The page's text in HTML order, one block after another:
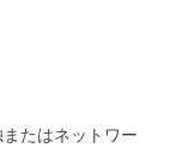
たはネットワー